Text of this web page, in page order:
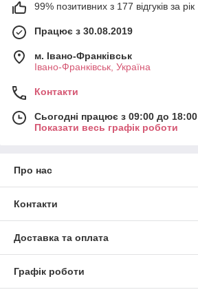
99% позитивних з 177 відгуків за рік
Працює з 30.08.2019
м. Івано-Франківськ
Івано-Франківськ, Україна
Контакти
Сьогодні працює з 09:00 до 18:00
Показати весь графік роботи
Про нас
Контакти
Доставка та оплата
Графік роботи